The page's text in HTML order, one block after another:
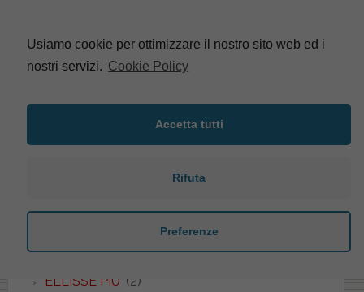
ELENA(4)
ELLISSE PIU' (2)
Usiamo cookie per ottimizzare il nostro sito web ed i
nostri servizi. Cookie Policy
Accetta tutti
Rifuta
Preferenze